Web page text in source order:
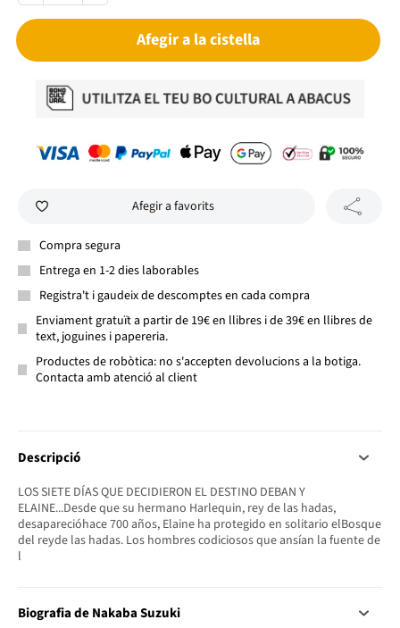
Afegir a la cistella
Afegir a favorits
Compra segura
Entrega en 1-2 dies laborables
Registra't i gaudeix de descomptes en cada compra
Enviament gratuït a partir de 19€ en llibres i de 39€ en llibres de
text, joguines i papereria.
Productes de robòtica: no s'accepten devolucions a la botiga.
Contacta amb atenció al client
Descripció
LOS SIETE DÍAS QUE DECIDIERON EL DESTINO DEBAN Y
ELAINE...Desde que su hermano Harlequin, rey de las hadas,
desaparecióhace 700 años, Elaine ha protegido en solitario elBosque
del reyde las hadas. Los hombres codiciosos que ansían la fuente de
l
Biografia de Nakaba Suzuki